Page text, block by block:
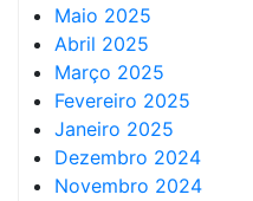
Maio 2025
Abril 2025
Março 2025
Fevereiro 2025
Janeiro 2025
Dezembro 2024
Novembro 2024